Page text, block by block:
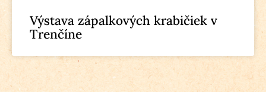
Výstava zápalkových krabičiek v
Trenčíne